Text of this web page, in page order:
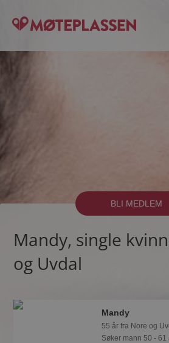
BLI MEDLEM
Mandy, single
og Uvdal
Mandy
55 år fra Nore og
Søker mann 50 - 61